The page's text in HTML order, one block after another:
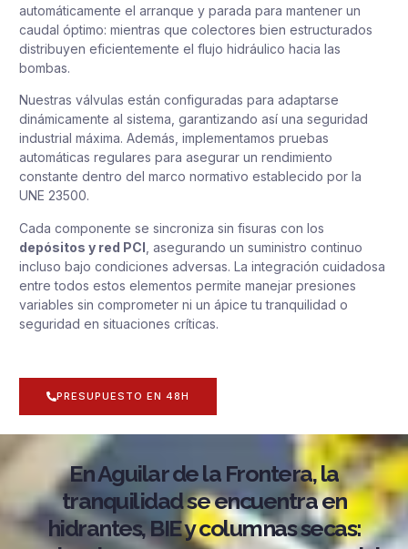
automáticamente el arranque y parada para mantener un
caudal óptimo: mientras que colectores bien estructurados
distribuyen eficientemente el flujo hidráulico hacia las
bombas.
Nuestras válvulas están configuradas para adaptarse
dinámicamente al sistema, garantizando así una seguridad
industrial máxima. Además, implementamos pruebas
automáticas regulares para asegurar un rendimiento
constante dentro del marco normativo establecido por la
UNE 23500.
Cada componente se sincroniza sin fisuras con los
depósitos y red PCI , asegurando un suministro continuo
incluso bajo condiciones adversas. La integración cuidadosa
entre todos estos elementos permite manejar presiones
variables sin comprometer ni un ápice tu tranquilidad o
seguridad en situaciones críticas.
PRESUPUESTO EN 48H
En Aguilar de la Frontera, la
tranquilidad se encuentra en
hidrantes, BIE y columnas secas: